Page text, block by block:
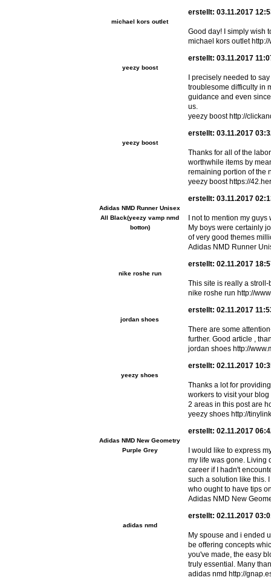
michael kors outlet
erstellt: 03.11.2017
Good day! I simply wish
michael kors outlet
yeezy boost
erstellt: 03.11.2017
I precisely needed to
troublesome difficulty in
guidance and even
us.
yeezy boost http://
yeezy boost
erstellt: 03.11.2017
Thanks for all of the
worthwhile items by
remaining portion of the
yeezy boost https://
Adidas NMD Runner Unisex
All Black(yeezy vamp nmd
botton)
erstellt: 03.11.2017
I not to mention my
My boys were certainly
of very good themes
Adidas NMD Runner
nike roshe run
erstellt: 02.11.2017
This site is really a
nike roshe run http://
jordan shoes
erstellt: 02.11.2017
There are some
further. Good article ,
jordan shoes http://
yeezy shoes
erstellt: 02.11.2017
Thanks a lot for
workers to visit your
2 areas in this post are
yeezy shoes http://
Adidas NMD New Geometry
Purple Grey
erstellt: 02.11.2017
I would like to express
my life was gone. Living
career if I hadn't
such a solution like this.
who ought to have tips
Adidas NMD New
adidas nmd
erstellt: 02.11.2017
My spouse and i ended
be offering concepts
you've made, the easy
truly essential. Many
adidas nmd http://